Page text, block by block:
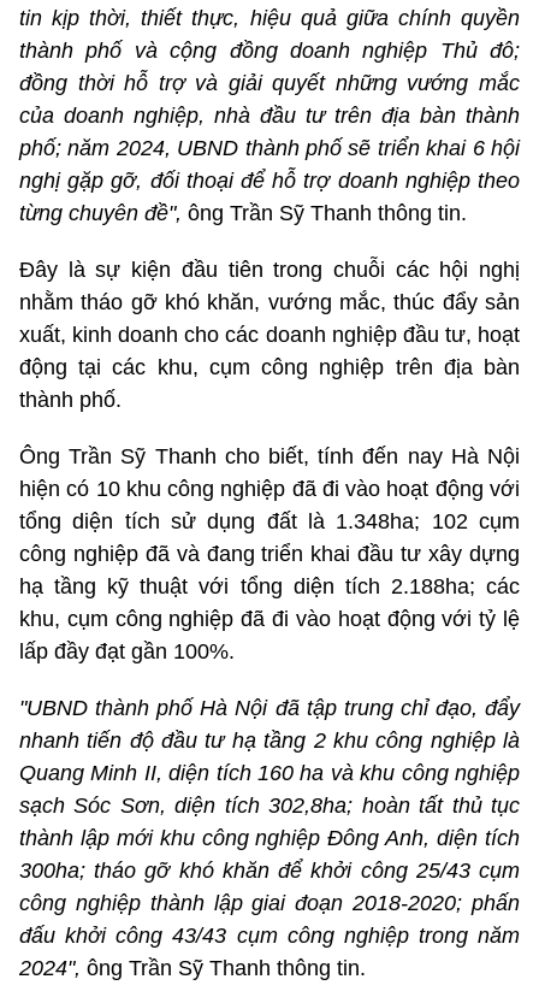
tin kịp thời, thiết thực, hiệu quả giữa chính quyền
thành phố và cộng đồng doanh nghiệp Thủ đô;
đồng thời hỗ trợ và giải quyết những vướng mắc
của doanh nghiệp, nhà đầu tư trên địa bàn thành
phố; năm 2024, UBND thành phố sẽ triển khai 6 hội
nghị gặp gỡ, đối thoại để hỗ trợ doanh nghiệp theo
từng chuyên đề", ông Trần Sỹ Thanh thông tin.
Đây là sự kiện đầu tiên trong chuỗi các hội nghị
nhằm tháo gỡ khó khăn, vướng mắc, thúc đẩy sản
xuất, kinh doanh cho các doanh nghiệp đầu tư, hoạt
động tại các khu, cụm công nghiệp trên địa bàn
thành phố.
Ông Trần Sỹ Thanh cho biết, tính đến nay Hà Nội
hiện có 10 khu công nghiệp đã đi vào hoạt động với
tổng diện tích sử dụng đất là 1.348ha; 102 cụm
công nghiệp đã và đang triển khai đầu tư xây dựng
hạ tầng kỹ thuật với tổng diện tích 2.188ha; các
khu, cụm công nghiệp đã đi vào hoạt động với tỷ lệ
lấp đầy đạt gần 100%.
"UBND thành phố Hà Nội đã tập trung chỉ đạo, đẩy
nhanh tiến độ đầu tư hạ tầng 2 khu công nghiệp là
Quang Minh II, diện tích 160 ha và khu công nghiệp
sạch Sóc Sơn, diện tích 302,8ha; hoàn tất thủ tục
thành lập mới khu công nghiệp Đông Anh, diện tích
300ha; tháo gỡ khó khăn để khởi công 25/43 cụm
công nghiệp thành lập giai đoạn 2018-2020; phấn
đấu khởi công 43/43 cụm công nghiệp trong năm
2024", ông Trần Sỹ Thanh thông tin.